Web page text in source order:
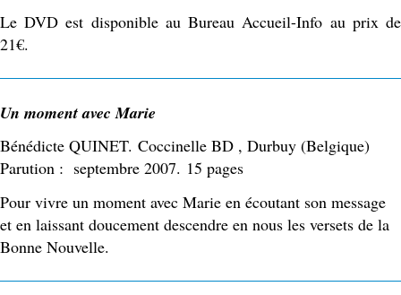
Le DVD est disponible au Bureau Accueil-Info au prix de
21€.
Un moment avec Marie
Bénédicte QUINET. Coccinelle BD , Durbuy (Belgique)
Parution : septembre 2007. 15 pages
Pour vivre un moment avec Marie en écoutant son message
et en laissant doucement descendre en nous les versets de la
Bonne Nouvelle.